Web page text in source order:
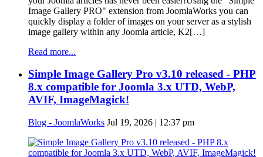
Image Gallery PRO" extension from JoomlaWorks you can
quickly display a folder of images on your server as a stylish
image gallery within any Joomla article, K2[…]
Read more...
Simple Image Gallery Pro v3.10 released - PHP
8.x compatible for Joomla 3.x UTD, WebP,
AVIF, ImageMagick!
Blog - JoomlaWorks Jul 19, 2026 | 12:37 pm